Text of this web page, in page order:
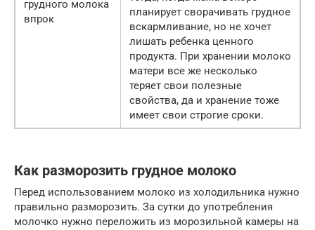
грудного молока
впрок
планирует сворачивать грудное
вскармливание, но не хочет
лишать ребенка ценного
продукта. При хранении молоко
матери все же несколько
теряет свои полезные
свойства, да и хранение тоже
имеет свои строгие сроки.
Как разморозить грудное молоко
Перед использованием молоко из холодильника нужно
правильно разморозить. За сутки до употребления
молочко нужно переложить из морозильной камеры на